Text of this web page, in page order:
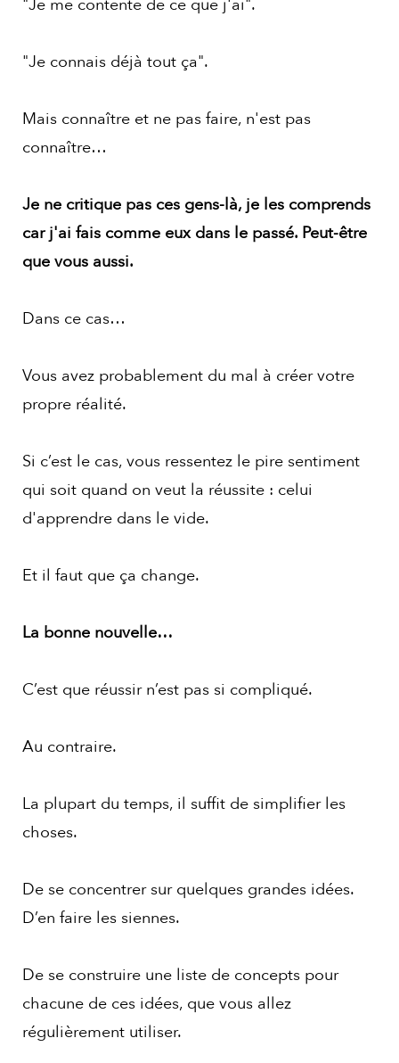
"Je me contente de ce que j'ai".
"Je connais déjà tout ça".
Mais connaître et ne pas faire, n'est pas
connaître…
Je ne critique pas ces gens-là, je les comprends
car j'ai fais comme eux dans le passé. Peut-être
que vous aussi.
Dans ce cas…
Vous avez probablement du mal à créer votre
propre réalité.
Si c’est le cas, vous ressentez le pire sentiment
qui soit quand on veut la réussite : celui
d'apprendre dans le vide.
Et il faut que ça change.
La bonne nouvelle…
C’est que réussir n’est pas si compliqué.
Au contraire.
La plupart du temps, il suffit de simplifier les
choses.
De se concentrer sur quelques grandes idées.
D’en faire les siennes.
De se construire une liste de concepts pour
chacune de ces idées, que vous allez
régulièrement utiliser.